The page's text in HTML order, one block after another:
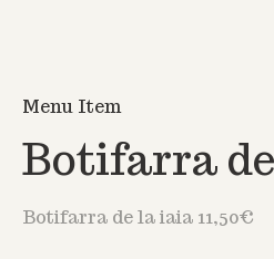
Menu Item
Botifarra
Botifarra de la iaia 11,50€